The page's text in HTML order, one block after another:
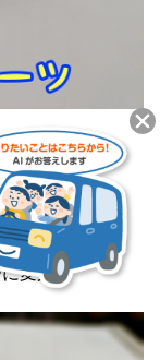
ズル
変身